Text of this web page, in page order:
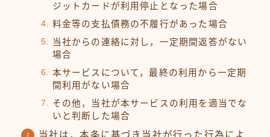
ジットカードが利用停止となった場合
料金等の支払債務の不履行があった場合
当社からの連絡に対し，一定期間返答がない
場合
本サービスについて，最終の利用から一定期
間利用がない場合
その他，当社が本サービスの利用を適当でな
いと判断した場合
当社は，本条に基づき当社が行った行為によ